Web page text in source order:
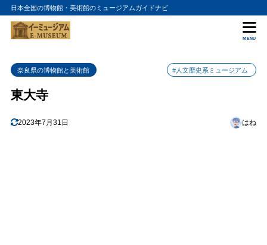
日本全国の博物館・美術館のミュージアムガイドナビ
MENU
奈良県の博物館と美術館 #人文歴史系ミュージアム
東大寺
2023年7月31日 はね
目次
1 東大寺の概要
3 奈良公園との相性
4 アクセスと営業情報